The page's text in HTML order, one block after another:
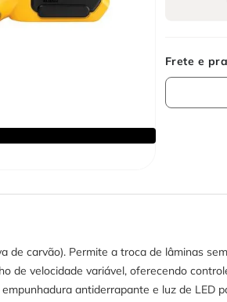
carvão). Permite a troca de lâminas
de velocidade variável, oferecendo
antiderrapante e luz de LED